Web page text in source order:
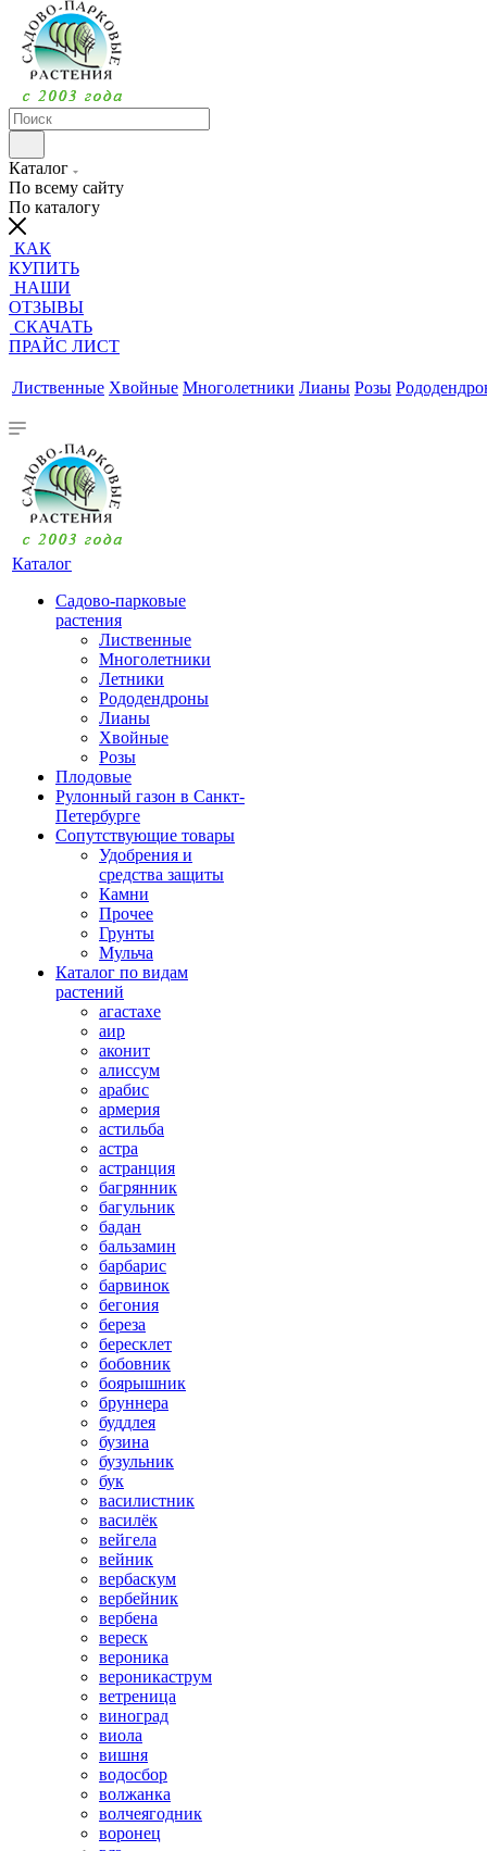
Каталог
По всему сайту
По каталогу
КАК
КУПИТЬ
НАШИ
ОТЗЫВЫ
СКАЧАТЬ
ПРАЙС ЛИСТ
Лиственные Хвойные Многолетники Лианы Розы
Каталог
Садово-парковые
растения
Лиственные
Многолетники
Летники
Рододендроны
Лианы
Хвойные
Розы
Плодовые
Рулонный газон в Санкт-
Петербурге
Сопутствующие товары
Удобрения и
средства защиты
Камни
Прочее
Грунты
Мульча
Каталог по видам
растений
агастахе
аир
аконит
алиссум
арабис
армерия
астильба
астра
астранция
багрянник
багульник
бадан
бальзамин
барбарис
барвинок
бегония
береза
бересклет
бобовник
боярышник
бруннера
буддлея
бузина
бузульник
бук
василистник
василёк
вейгела
вейник
вербаскум
вербейник
вербена
вереск
вероника
вероникаструм
ветреница
виноград
виола
вишня
водосбор
волжанка
волчеягодник
воронец